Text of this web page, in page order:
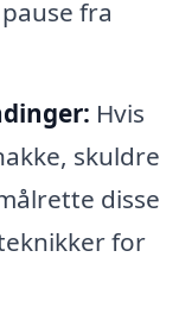
fra
Hvis
skuldre
disse
for